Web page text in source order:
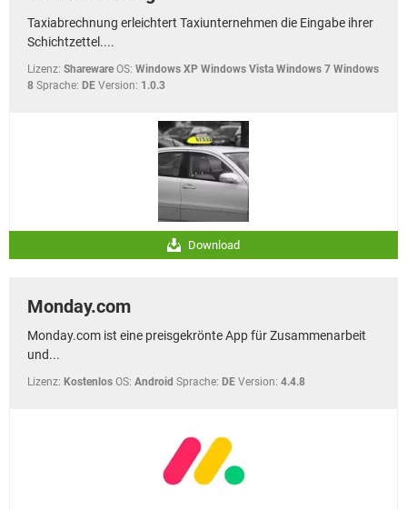
Taxiabrechnung erleichtert Taxiunternehmen die Eingabe ihrer
Schichtzettel....
Lizenz: Shareware OS: Windows XP Windows Vista Windows 7 Windows
8 Sprache: DE Version: 1.0.3
Download
Monday.com
Monday.com ist eine preisgekrönte App für Zusammenarbeit
und...
Lizenz: Kostenlos OS: Android Sprache: DE Version: 4.4.8